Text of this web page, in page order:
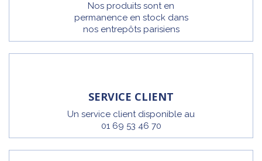
Nos produits sont en
permanence en stock dans
nos entrepôts parisiens
SERVICE CLIENT
Un service client disponible au
01 69 53 46 70